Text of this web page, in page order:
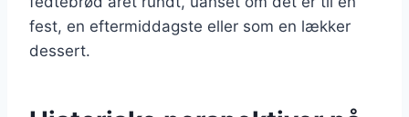
fest, en eftermiddagste eller som en lækker
dessert.